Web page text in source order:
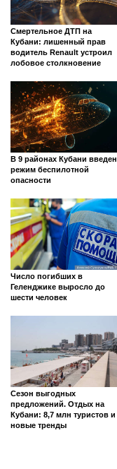
Смертельное ДТП на
Кубани: лишенный прав
водитель Renault устроил
лобовое столкновение
В 9 районах Кубани введен
режим беспилотной
опасности
Число погибших в
Геленджике выросло до
шести человек
Сезон выгодных
предложений. Отдых на
Кубани: 8,7 млн туристов и
новые тренды